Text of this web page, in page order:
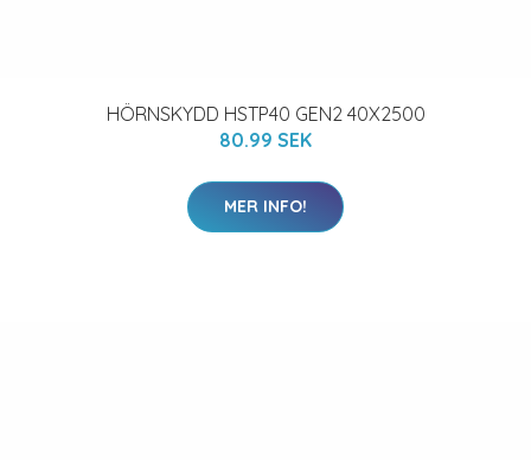
HÖRNSKYDD HSTP40 GEN2 40X2500
80.99 SEK
MER INFO!